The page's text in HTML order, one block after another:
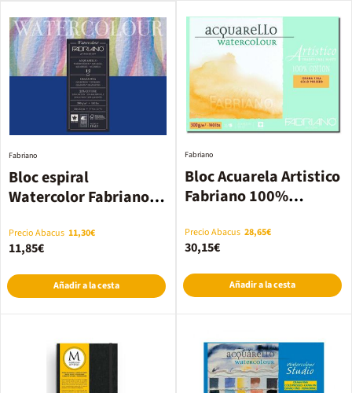
Bloc espiral
Watercolor Fabriano
300g
Fabriano
Precio Abacus 11,30€
11,85€
Añadir a la cesta
Bloc Acuarela Artistico
Fabriano 100%
300g
Fabriano
Precio Abacus 28,65€
30,15€
Añadir a la cesta